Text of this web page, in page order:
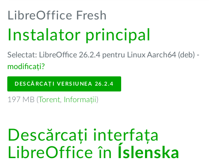
LibreOffice Fresh
Instalator principal
Selectat: LibreOffice 26.2.4 pentru Linux Aarch64 (deb) -
modificați?
DESCĂRCAȚI VERSIUNEA 26.2.4
197 MB (Torent, Informații)
Descărcați interfața
LibreOffice în
Íslenska